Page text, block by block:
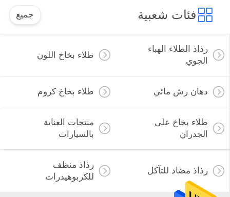
فئات شعبية جميع
رذاذ الطلاء الهباء
الجوي
طلاء بخاخ اللون
دهان رش مائي طلاء بخاخ كروم
طلاء بخاخ على
الجدران
منتجات العناية
بالسيارات
رذاذ مضاد للتآكل
رذاذ منظف
للكربوهيدرات